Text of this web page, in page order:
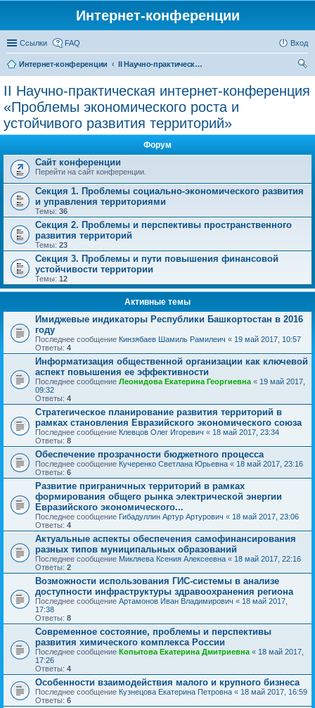
Интернет-конференции
Ссылки FAQ Вход
Интернет-конференции
II Научно-практическая интернет-конференция «Проблемы экономического роста и устойчивого развития территорий»
ск
II Научно-практическая интернет-конференция
«Проблемы экономического роста и
устойчивого развития территорий»
Форум
Сайт конференции
Перейти на сайт конференции.
Секция 1. Проблемы социально-экономического развития
и управления территориями
Темы: 36
Секция 2. Проблемы и перспективы пространственного
развития территорий
Темы: 23
Секция 3. Проблемы и пути повышения финансовой
устойчивости территории
Темы: 12
Активные темы
Имиджевые индикаторы Республики Башкортостан в 2016
году
Последнее сообщение Кинзябаев Шамиль Рамилеич « 19 май 2017, 10:57
Ответы: 4
Информатизация общественной организации как ключевой
аспект повышения ее эффективности
Последнее сообщение Леонидова Екатерина Георгиевна « 19 май 2017,
09:32
Ответы: 4
Стратегическое планирование развития территорий в
рамках становления Евразийского экономического союза
Последнее сообщение Клевцов Олег Игоревич « 18 май 2017, 23:34
Ответы: 8
Обеспечение прозрачности бюджетного процесса
Последнее сообщение Кучеренко Светлана Юрьевна « 18 май 2017, 23:16
Ответы: 6
Развитие приграничных территорий в рамках
формирования общего рынка электрической энергии
Евразийского экономического...
Последнее сообщение Гибадуллин Артур Артурович « 18 май 2017, 23:06
Ответы: 4
Актуальные аспекты обеспечения самофинансирования
разных типов муниципальных образований
Последнее сообщение Микляева Ксения Алексеевна « 18 май 2017, 22:16
Ответы: 2
Возможности использования ГИС-системы в анализе
доступности инфраструктуры здравоохранения региона
Последнее сообщение Артамонов Иван Владимирович « 18 май 2017,
17:38
Ответы: 8
Современное состояние, проблемы и перспективы
развития химического комплекса России
Последнее сообщение Копытова Екатерина Дмитриевна « 18 май 2017,
17:26
Ответы: 4
Особенности взаимодействия малого и крупного бизнеса
Последнее сообщение Кузнецова Екатерина Петровна « 18 май 2017, 16:59
Ответы: 6